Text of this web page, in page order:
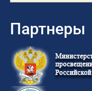
Партнеры